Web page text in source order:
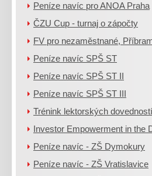
Peníze navíc pro ANOA Praha
ČZU Cup - turnaj o zápočty
FV pro nezaměstnané,
Peníze navíc SPŠ ST
Peníze navíc SPŠ ST II
Peníze navíc SPŠ ST III
Trénink lektorských
Investor Empowerment in the
Peníze navíc - ZŠ Dymokury
Peníze navíc - ZŠ Vratislavice